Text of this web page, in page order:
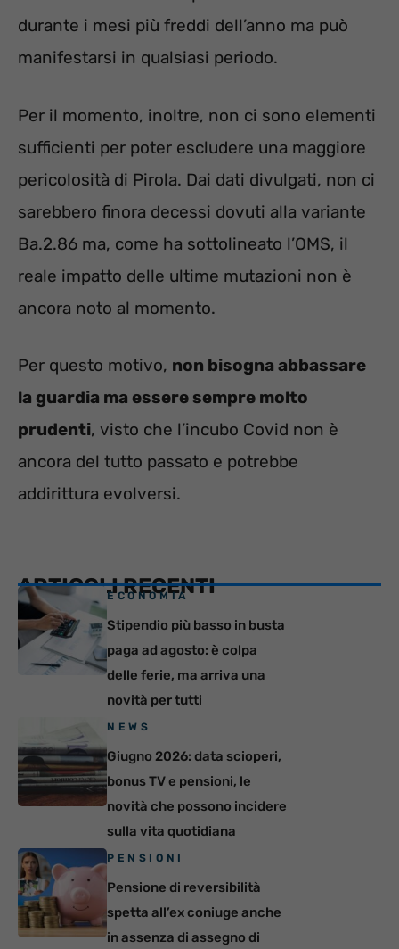
durante i mesi più freddi dell’anno ma può
manifestarsi in qualsiasi periodo.
Per il momento, inoltre, non ci sono elementi
sufficienti per poter escludere una maggiore
pericolosità di Pirola. Dai dati divulgati, non ci
sarebbero finora decessi dovuti alla variante
Ba.2.86 ma, come ha sottolineato l’OMS, il
reale impatto delle ultime mutazioni non è
ancora noto al momento.
Per questo motivo, non bisogna abbassare
la guardia ma essere sempre molto
prudenti, visto che l’incubo Covid non è
ancora del tutto passato e potrebbe
addirittura evolversi.
ARTICOLI RECENTI
ECONOMIA
Stipendio più basso in busta
paga ad agosto: è colpa
delle ferie, ma arriva una
novità per tutti
NEWS
Giugno 2026: data scioperi,
bonus TV e pensioni, le
novità che possono incidere
sulla vita quotidiana
PENSIONI
Pensione di reversibilità
spetta all’ex coniuge anche
in assenza di assegno di